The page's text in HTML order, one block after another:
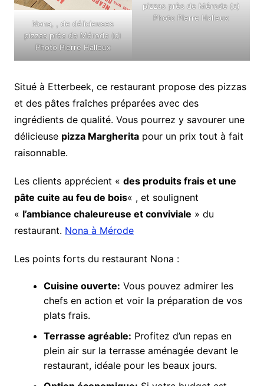
Nona, , de délicieuses
pizzas près de Mérode (c)
Photo Pierre Halleux
pizzas près de Mérode (c)
Photo Pierre Halleux
Situé à Etterbeek, ce restaurant propose des pizzas
et des pâtes fraîches préparées avec des
ingrédients de qualité. Vous pourrez y savourer une
délicieuse pizza Margheritapour un prix tout à fait
raisonnable.
Les clients apprécient « des produits frais et une
pâte cuite au feu de bois« , et soulignent
« l’ambiance chaleureuse et conviviale » du
restaurant. Nona à Mérode
Les points forts du restaurant Nona :
Cuisine ouverte: Vous pouvez admirer les
chefs en action et voir la préparation de vos
plats frais.
Terrasse agréable: Profitez d’un repas en
plein air sur la terrasse aménagée devant le
restaurant, idéale pour les beaux jours.